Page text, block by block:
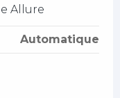
Allure
Automatique